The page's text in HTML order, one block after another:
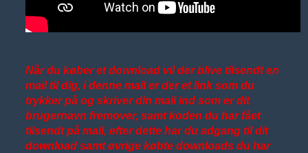
Når du køber et download vil der blive tilsendt en
mail til dig, i denne mail er der et link som du
trykker på og skriver din mail ind som er dit
brugernavn fremover, samt koden du har fået
tilsendt på mail, efter dette har du adgang til dit
download samt øvrige købte downloads du har